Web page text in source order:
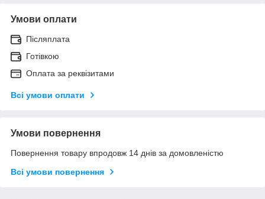
Умови оплати
Післяплата
Готівкою
Оплата за реквізитами
Всі умови оплати
Умови повернення
Повернення товару впродовж 14 днів за домовленістю
Всі умови повернення